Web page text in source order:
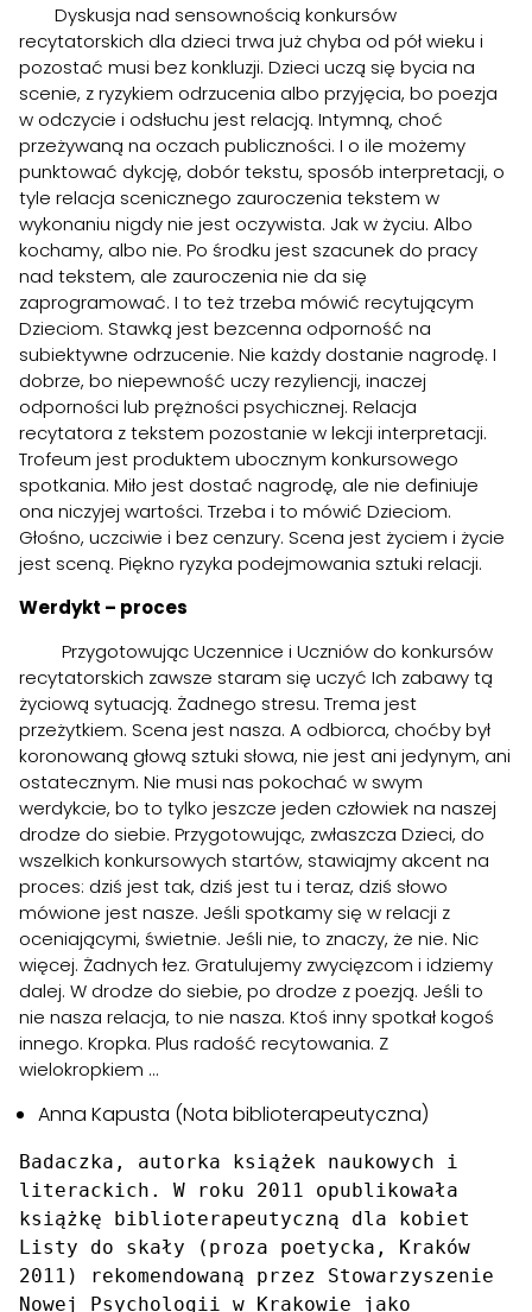
Dyskusja nad sensownością konkursów
recytatorskich dla dzieci trwa już chyba od pół wieku i
pozostać musi bez konkluzji. Dzieci uczą się bycia na
scenie, z ryzykiem odrzucenia albo przyjęcia, bo poezja
w odczycie i odsłuchu jest relacją. Intymną, choć
przeżywaną na oczach publiczności. I o ile możemy
punktować dykcję, dobór tekstu, sposób interpretacji, o
tyle relacja scenicznego zauroczenia tekstem w
wykonaniu nigdy nie jest oczywista. Jak w życiu. Albo
kochamy, albo nie. Po środku jest szacunek do pracy
nad tekstem, ale zauroczenia nie da się
zaprogramować. I to też trzeba mówić recytującym
Dzieciom. Stawką jest bezcenna odporność na
subiektywne odrzucenie. Nie każdy dostanie nagrodę. I
dobrze, bo niepewność uczy rezyliencji, inaczej
odporności lub prężności psychicznej. Relacja
recytatora z tekstem pozostanie w lekcji interpretacji.
Trofeum jest produktem ubocznym konkursowego
spotkania. Miło jest dostać nagrodę, ale nie definiuje
ona niczyjej wartości. Trzeba i to mówić Dzieciom.
Głośno, uczciwie i bez cenzury. Scena jest życiem i życie
jest sceną. Piękno ryzyka podejmowania sztuki relacji.
Werdykt – proces
Przygotowując Uczennice i Uczniów do konkursów
recytatorskich zawsze staram się uczyć Ich zabawy tą
życiową sytuacją. Żadnego stresu. Trema jest
przeżytkiem. Scena jest nasza. A odbiorca, choćby był
koronowaną głową sztuki słowa, nie jest ani jedynym, ani
ostatecznym. Nie musi nas pokochać w swym
werdykcie, bo to tylko jeszcze jeden człowiek na naszej
drodze do siebie. Przygotowując, zwłaszcza Dzieci, do
wszelkich konkursowych startów, stawiajmy akcent na
proces: dziś jest tak, dziś jest tu i teraz, dziś słowo
mówione jest nasze. Jeśli spotkamy się w relacji z
oceniającymi, świetnie. Jeśli nie, to znaczy, że nie. Nic
więcej. Żadnych łez. Gratulujemy zwycięzcom i idziemy
dalej. W drodze do siebie, po drodze z poezją. Jeśli to
nie nasza relacja, to nie nasza. Ktoś inny spotkał kogoś
innego. Kropka. Plus radość recytowania. Z
wielokropkiem …
Anna Kapusta (Nota biblioterapeutyczna)
Badaczka, autorka książek naukowych i
literackich. W roku 2011 opublikowała
książkę biblioterapeutyczną dla kobiet
Listy do skały (proza poetycka, Kraków
2011) rekomendowaną przez Stowarzyszenie
Nowej Psychologii w Krakowie jako